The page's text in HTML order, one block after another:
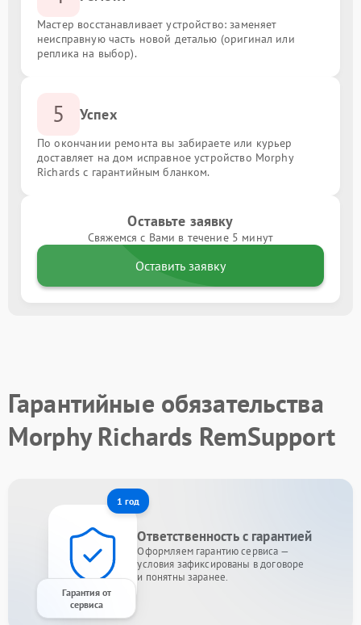
Мастер восстанавливает устройство: заменяет
неисправную часть новой деталью (оригинал или
реплика на выбор).
5 Успех
По окончании ремонта вы забираете или курьер
доставляет на дом исправное устройство Morphy
Richards с гарантийным бланком.
Оставьте заявку
Свяжемся с Вами в течение 5 минут
Оставить заявку
Гарантийные обязательства
Morphy Richards RemSupport
1 год
Гарантия от
сервиса
Ответственность с гарантией
Оформляем гарантию сервиса —
условия зафиксированы в договоре
и понятны заранее.